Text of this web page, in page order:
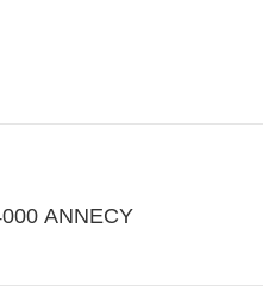
ANNECY